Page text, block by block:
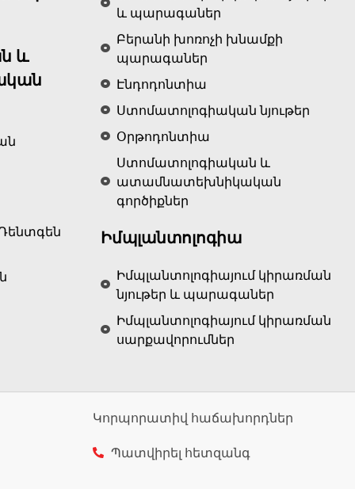
և
և պարագաներ
Բերանի խոռոչի խնամքի
պարագաներ
Էնդոդոնտիա
Ստոմատոլոգիական նյութեր
Օրթոդոնտիա
Ստոմատոլոգիական և
ատամնատեխնիկական
գործիքներ
Իմպլանտոլոգիա
Իմպլանտոլոգիայում կիրառման
նյութեր և պարագաներ
Իմպլանտոլոգիայում կիրառման
սարքավորումներ
Կորպորատիվ հաճախորդներ
Պատվիրել հետզանգ